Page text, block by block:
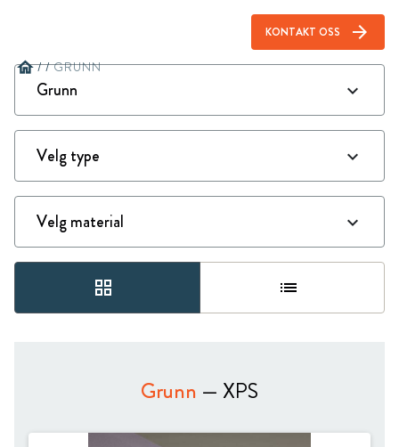
KONTAKT OSS arrow_forward
home/ / GRUNN
grid_view list
Grunn — XPS